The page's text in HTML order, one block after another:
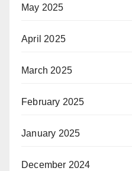
May 2025
April 2025
March 2025
February 2025
January 2025
December 2024